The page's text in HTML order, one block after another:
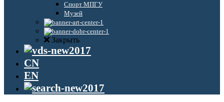
Спорт МПГУ
Музей
Закрыть
CN
EN